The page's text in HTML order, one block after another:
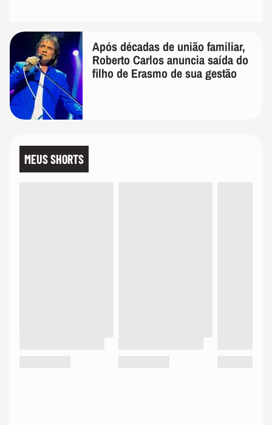
Após décadas de união familiar,
Roberto Carlos anuncia saída do
filho de Erasmo de sua gestão
MEUS SHORTS